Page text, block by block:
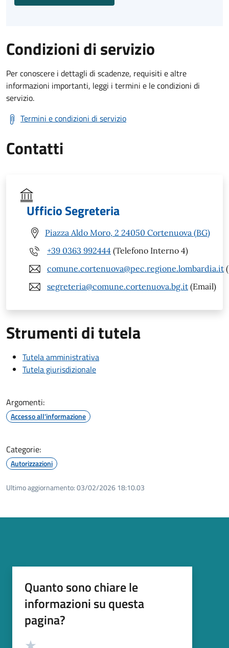
Condizioni di servizio
Per conoscere i dettagli di scadenze, requisiti e altre
informazioni importanti, leggi i termini e le condizioni di
servizio.
Termini e condizioni di servizio
Contatti
Ufficio Segreteria
Piazza Aldo Moro, 2 24050 Cortenuova (BG)
+39 0363 992444 (Telefono Interno 4)
comune.cortenuova@pec.regione.lombardia.it
segreteria@comune.cortenuova.bg.it (Email)
Strumenti di tutela
Tutela amministrativa
Tutela giurisdizionale
Argomenti:
Accesso all'informazione
Categorie:
Autorizzazioni
Ultimo aggiornamento:03/02/2026 18:10.03
Quanto sono chiare le
informazioni su questa
pagina?
Valutazione